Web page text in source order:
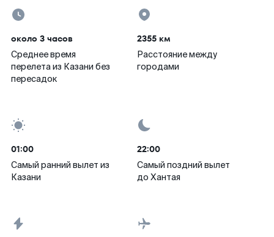
около 3 часов
Среднее время
перелета из Казани без
пересадок
2355 км
Расстояние между
городами
01:00
Самый ранний вылет из
Казани
22:00
Самый поздний вылет
до Хантая